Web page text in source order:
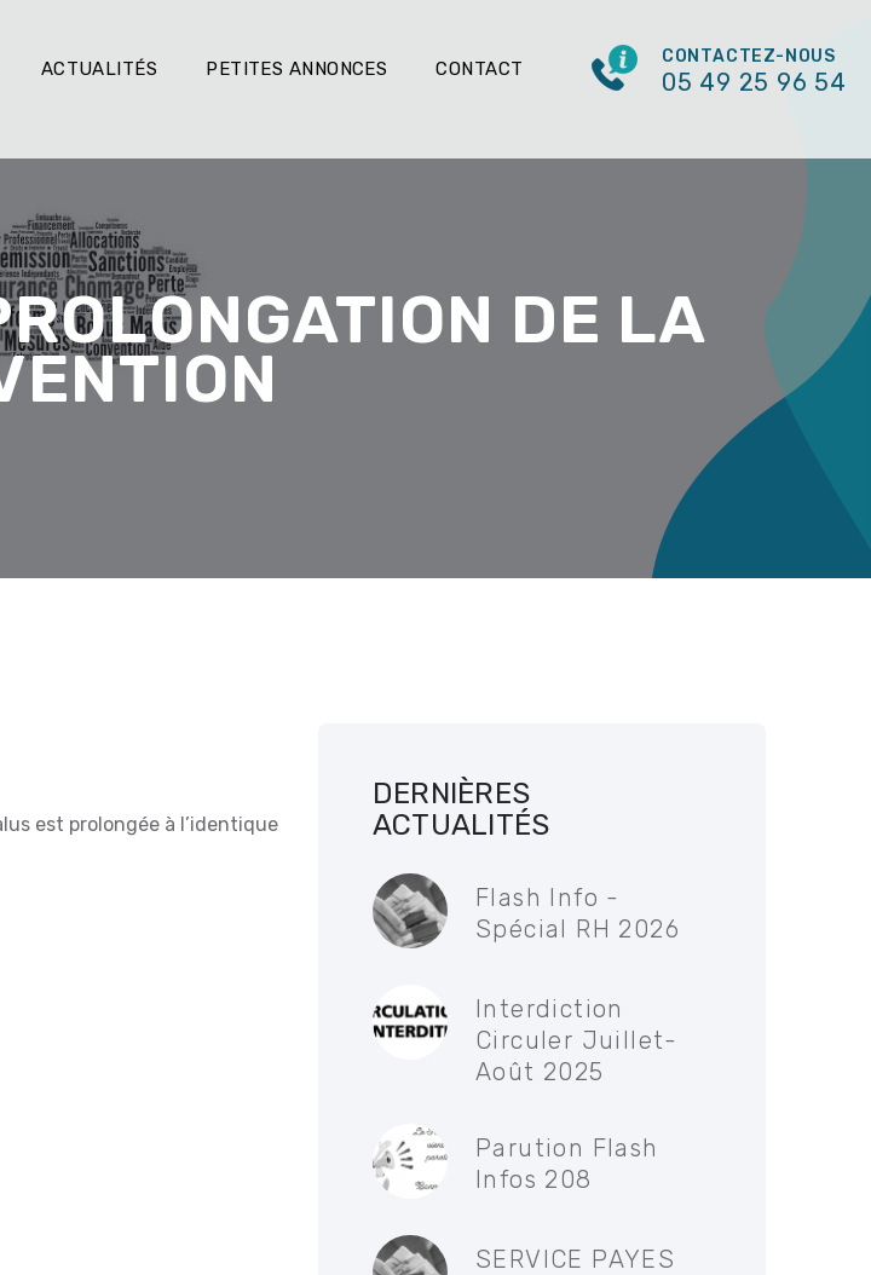
ACTUALITÉS PETITES ANNONCES CONTACT
CONTACTEZ-NOUS
05 49 25 96 54
DE LA
est prolongée à l’identique
DERNIÈRES
ACTUALITÉS
Flash Info -
Spécial RH 2026
Interdiction
Circuler Juillet-
Août 2025
Parution Flash
Infos 208
SERVICE PAYES